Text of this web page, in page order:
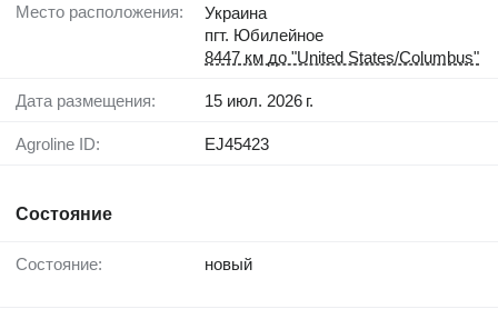
Место расположения:
Украина
пгт. Юбилейное
8447 км до "United States/Columbus"
Дата размещения: 15 июл. 2026 г.
Agroline ID: EJ45423
Состояние
Состояние: новый